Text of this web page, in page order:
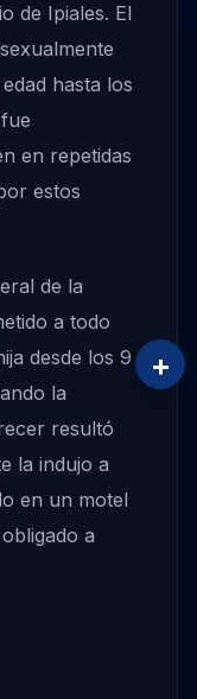
de Ipiales. El
hasta los
en repetidas
estos
de la
a todo
desde los 9
la
resultó
la indujo a
en un motel
a
+